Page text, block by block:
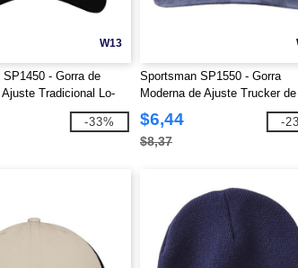
W13
- Gorra de
Tradicional Lo-
en la Parte Posterior
-33%
Sportsman SP1550 - Gorra
Moderna de Ajuste Trucker de
Cinco Paneles
$6,44
$8,37
-